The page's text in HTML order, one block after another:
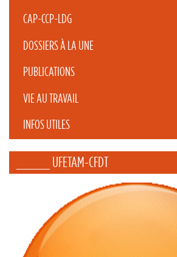
CAP-CCP-LDG
DOSSIERS À LA UNE
PUBLICATIONS
VIE AU TRAVAIL
INFOS UTILES
_____ UFETAM-CFDT